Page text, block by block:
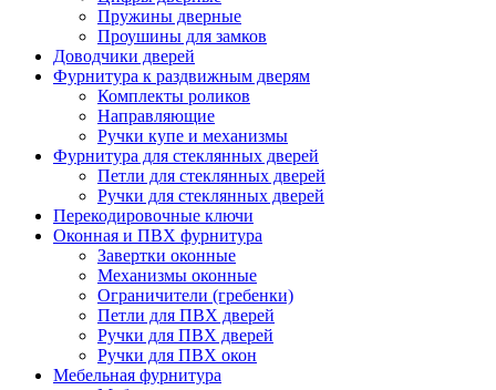
Пружины дверные
Проушины для замков
Доводчики дверей
Фурнитура к раздвижным дверям
Комплекты роликов
Направляющие
Ручки купе и механизмы
Фурнитура для стеклянных дверей
Петли для стеклянных дверей
Ручки для стеклянных дверей
Перекодировочные ключи
Оконная и ПВХ фурнитура
Завертки оконные
Механизмы оконные
Ограничители (гребенки)
Петли для ПВХ дверей
Ручки для ПВХ дверей
Ручки для ПВХ окон
Мебельная фурнитура